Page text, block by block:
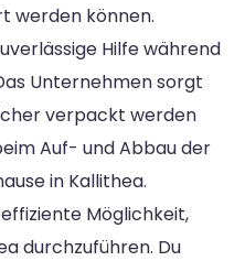
werden können.
Hilfe während
Unternehmen sorgt
verpackt werden
Auf- und Abbau der
in Kallithea.
Möglichkeit,
durchzuführen. Du